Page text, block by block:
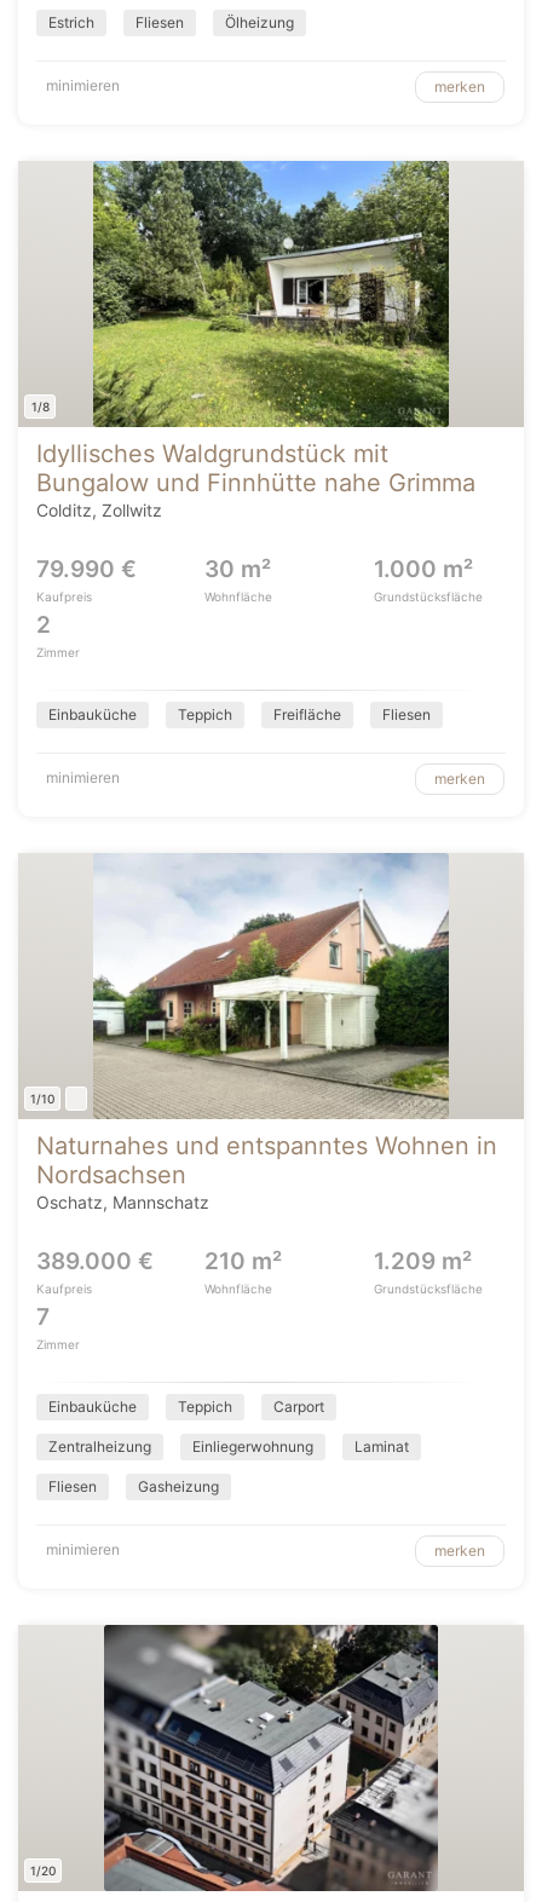
Estrich Fliesen Ölheizung
minimieren merken
1/8
Idyllisches Waldgrundstück mit
Bungalow und Finnhütte nahe Grimma
Colditz, Zollwitz
79.990 €
Kaufpreis
30 m²
Wohnfläche
1.000 m²
Grundstücksfläche
2
Zimmer
Einbauküche Teppich Freifläche Fliesen
minimieren merken
1/10
Naturnahes und entspanntes Wohnen in
Nordsachsen
Oschatz, Mannschatz
389.000 €
Kaufpreis
210 m²
Wohnfläche
1.209 m²
Grundstücksfläche
7
Zimmer
Einbauküche Teppich Carport
Zentralheizung Einliegerwohnung Laminat
Fliesen Gasheizung
minimieren merken
1/20